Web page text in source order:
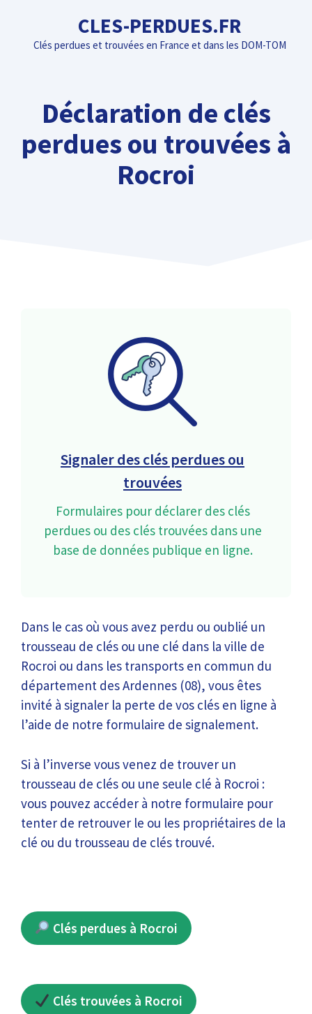
contenu
CLES-PERDUES.FR
Clés perdues et trouvées en France et dans les DOM-TOM
Déclaration de clés
perdues ou trouvées à
Rocroi
Signaler des clés perdues ou
trouvées
Formulaires pour déclarer des clés
perdues ou des clés trouvées dans une
base de données publique en ligne.
Dans le cas où vous avez perdu ou oublié un
trousseau de clés ou une clé dans la ville de
Rocroi ou dans les transports en commun du
département des Ardennes (08), vous êtes
invité à signaler la perte de vos clés en ligne à
l’aide de notre formulaire de signalement.
Si à l’inverse vous venez de trouver un
trousseau de clés ou une seule clé à Rocroi :
vous pouvez accéder à notre formulaire pour
tenter de retrouver le ou les propriétaires de la
clé ou du trousseau de clés trouvé.
Clés perdues à Rocroi
Clés trouvées à Rocroi